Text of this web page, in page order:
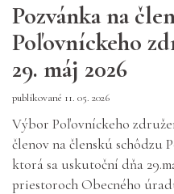
Pozvánka na
Poľovníckeho
29. máj 2026
publikované 11. 05. 2026
Výbor Poľovníckeho
členov na členskú schôdzu
ktorá sa uskutoční dňa
priestoroch Obecného